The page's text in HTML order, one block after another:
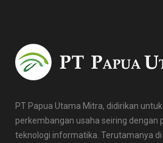
PT Papua Utama Mitra, didirikan
perkembangan usaha seiring dengan
teknologi informatika. Terutamanya